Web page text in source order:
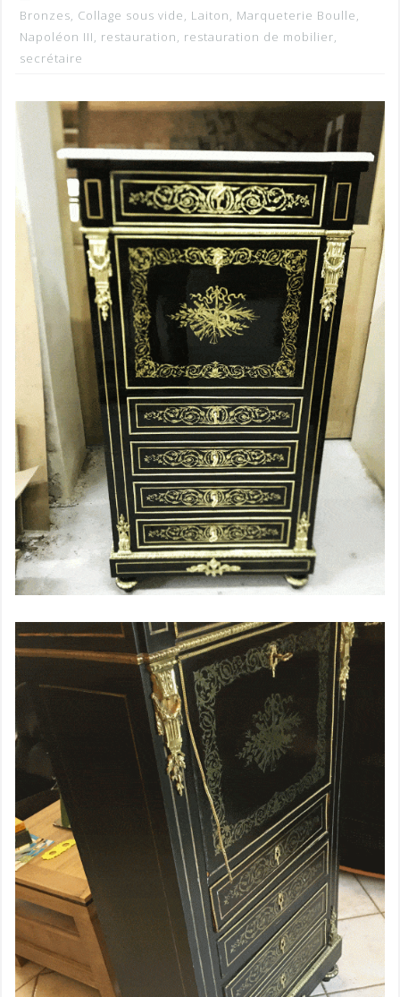
Bronzes, Collage sous vide, Laiton, Marqueterie Boulle,
Napoléon III, restauration, restauration de mobilier,
secrétaire